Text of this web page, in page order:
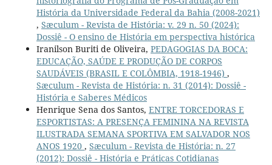
História da Universidade Federal da Bahia (2008-2021)
, Sæculum - Revista de História: v. 29 n. 50 (2024):
Dossiê - O ensino de História em perspectiva histórica
Iranilson Buriti de Oliveira, PEDAGOGIAS DA BOCA:
EDUCAÇÃO, SAÚDE E PRODUÇÃO DE CORPOS
SAUDÁVEIS (BRASIL E COLÔMBIA, 1918-1946) ,
Sæculum - Revista de História: n. 31 (2014): Dossiê -
História e Saberes Médicos
Henrique Sena dos Santos, ENTRE TORCEDORAS E
ESPORTISTAS: A PRESENÇA FEMININA NA REVISTA
ILUSTRADA SEMANA SPORTIVA EM SALVADOR NOS
ANOS 1920 , Sæculum - Revista de História: n. 27
(2012): Dossiê - História e Práticas Cotidianas